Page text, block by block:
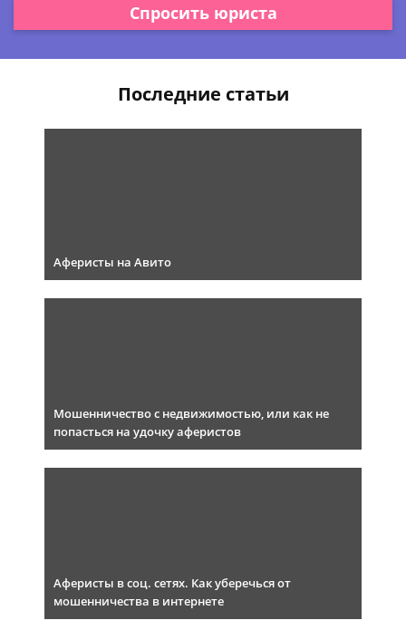
Спросить юриста
Последние статьи
Аферисты на Авито
Мошенничество с недвижимостью, или как не
попасться на удочку аферистов
Аферисты в соц. сетях. Как уберечься от
мошенничества в интернете